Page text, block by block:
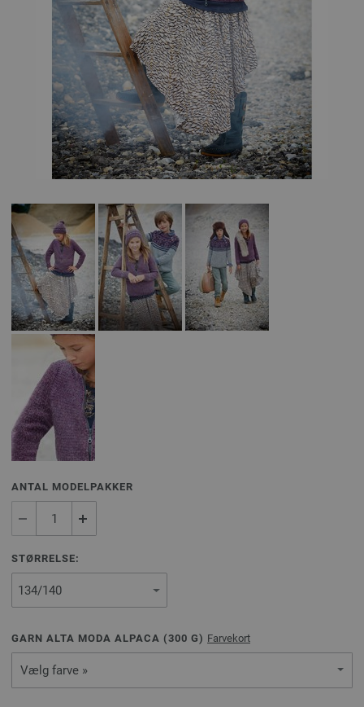
ANTAL MODELPAKKER
STØRRELSE:
GARN ALTA MODA ALPACA (300 G) Farvekort
Vælg farve »